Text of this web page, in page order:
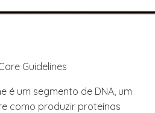
Guidelines
é um segmento de DNA, um
como produzir proteínas